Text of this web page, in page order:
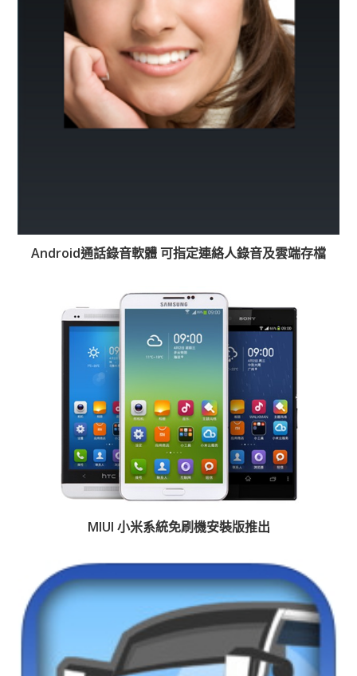
Android通話錄音軟體 可指定連絡人錄音及雲端存檔
MIUI 小米系統免刷機安裝版推出